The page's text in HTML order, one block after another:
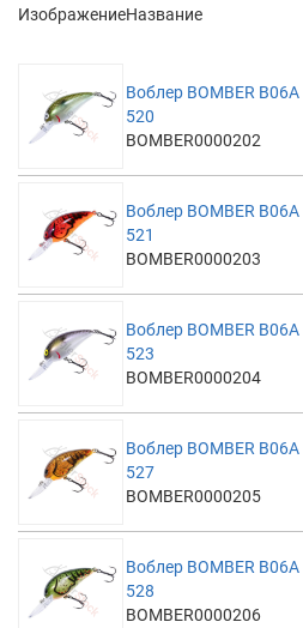
ИзображениеНазвание
Воблер BOMBER B06A
520
BOMBER0000202
Воблер BOMBER B06A
521
BOMBER0000203
Воблер BOMBER B06A
523
BOMBER0000204
Воблер BOMBER B06A
527
BOMBER0000205
Воблер BOMBER B06A
528
BOMBER0000206